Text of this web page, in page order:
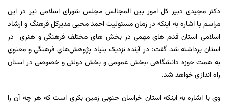
دکتر مجیدی دبیر کل امور بین المجالس مجلس شورای اسلامی نیر در این
مراسم با اشاره به اینکه در زمان مسئولیت احمد محبی مدیرکل فرهنگ و ارشاد
اسلامی استان قدم های مهمی در بخش های مختلف فرهنگی و هنری در
استان برداشته شد گفت: در آینده نزدیک بنیاد پژوهش‌های فرهنگی و معنوی
به همت حوزه دانشگاهی ،بخش عمومی و بخش دولتی و خصوصی در استان
راه اندازی خواهد شد.
وی با اشاره به اینکه استان خراسان جنوبی زمین بکری است که هر چه آن را